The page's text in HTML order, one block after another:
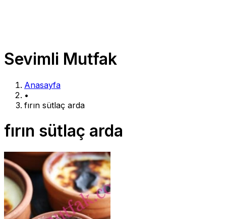
Sevimli Mutfak
Anasayfa
•
fırın sütlaç arda
fırın sütlaç arda